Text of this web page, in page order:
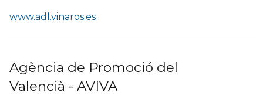
www.adl.vinaros.es
Agència de Promoció del
Valencià - AVIVA